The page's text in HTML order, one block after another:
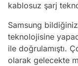
kablosuz şarj
Samsung bildiğiniz
teknolojisine
ile doğrulamıştı.
olarak gelecekte